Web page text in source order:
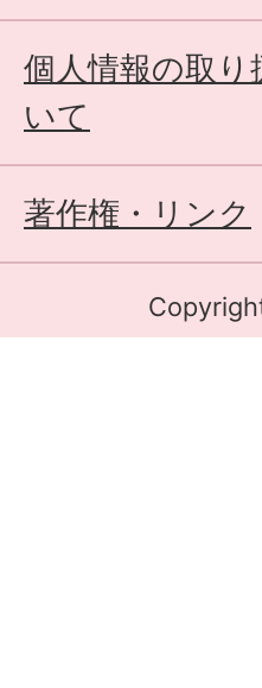
個人情報の取り
いて
著作権・リンク